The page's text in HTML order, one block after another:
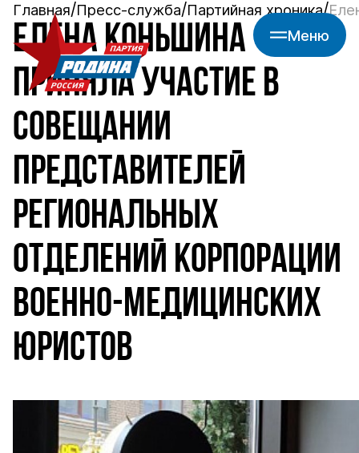
Меню
Главная Пресс-служба Партийная хроника
ЕЛЕНА КОНЬШИНА
ПРИНЯЛА УЧАСТИЕ В
СОВЕЩАНИИ
ПРЕДСТАВИТЕЛЕЙ
РЕГИОНАЛЬНЫХ
ОТДЕЛЕНИЙ КОРПОРАЦИИ
ВОЕННО-МЕДИЦИНСКИХ
ЮРИСТОВ